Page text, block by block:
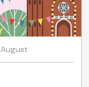
August